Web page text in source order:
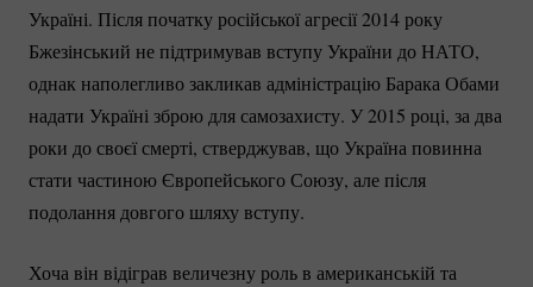
Україні. Після початку російської агресії 2014 року
Бжезінський не підтримував вступу України до НАТО,
однак наполегливо закликав адміністрацію Барака Обами
надати Україні зброю для самозахисту. У 2015 році, за два
роки до своєї смерті, стверджував, що Україна повинна
стати частиною Європейського Союзу, але після
подолання довгого шляху вступу.
Хоча він відіграв величезну роль в американській та